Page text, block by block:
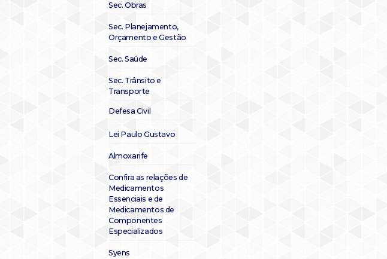
Sec. Obras
Sec. Planejamento,
Orçamento e Gestão
Sec. Saúde
Sec. Trânsito e
Transporte
Defesa Civil
Lei Paulo Gustavo
Almoxarife
Confira as relações de
Medicamentos
Essenciais e de
Medicamentos de
Componentes
Especializados
Syens